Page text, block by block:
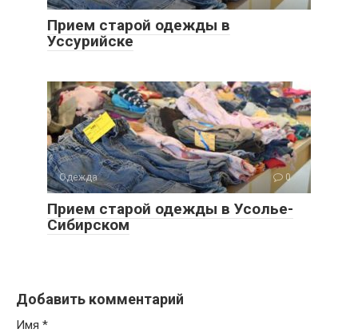
Прием старой одежды в
Уссурийске
Одежда 0
Прием старой одежды в Усолье-
Сибирском
Добавить комментарий
Имя *